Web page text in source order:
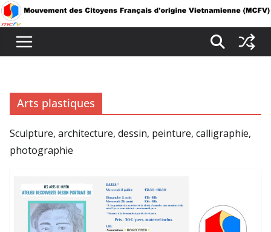
Passer
au
contenu
Arts plastiques
Sculpture, architecture, dessin, peinture, calligraphie,
photographie